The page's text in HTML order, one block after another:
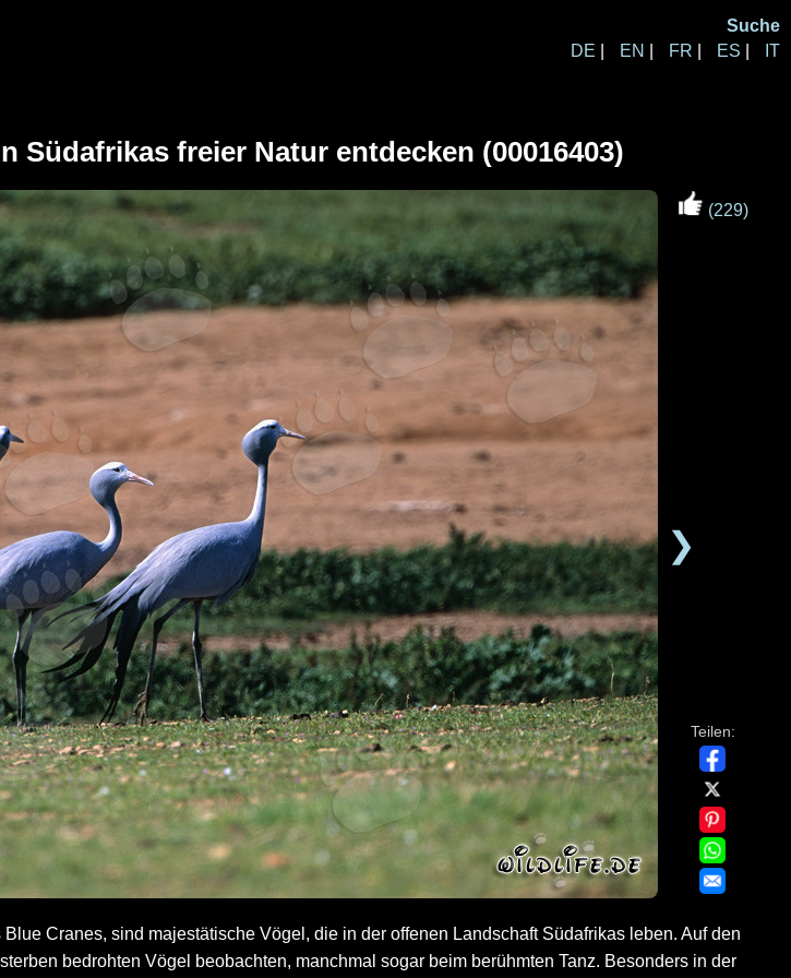
Suche
DE
EN FR ES IT
Südafrikas freier Natur entdecken (00016403)
❯
(229)
Teilen:
Cranes, sind majestätische Vögel, die in der offenen Landschaft Südafrikas leben. Auf den
bedrohten Vögel beobachten, manchmal sogar beim berühmten Tanz. Besonders in der